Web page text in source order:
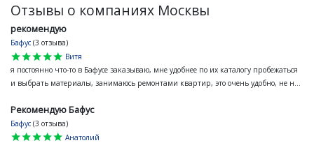
Отзывы о компаниях Москвы
рекомендую
Бафус (3 отзыва)
star
star
star
star
star
Витя
я постоянно что-то в Бафусе заказываю, мне удобнее по их каталогу пробежаться
и выбрать материалы, занимаюсь ремонтами квартир, это очень удобно, не н...
Рекомендую Бафус
Бафус (3 отзыва)
star
star
star
star
star
Анатолий